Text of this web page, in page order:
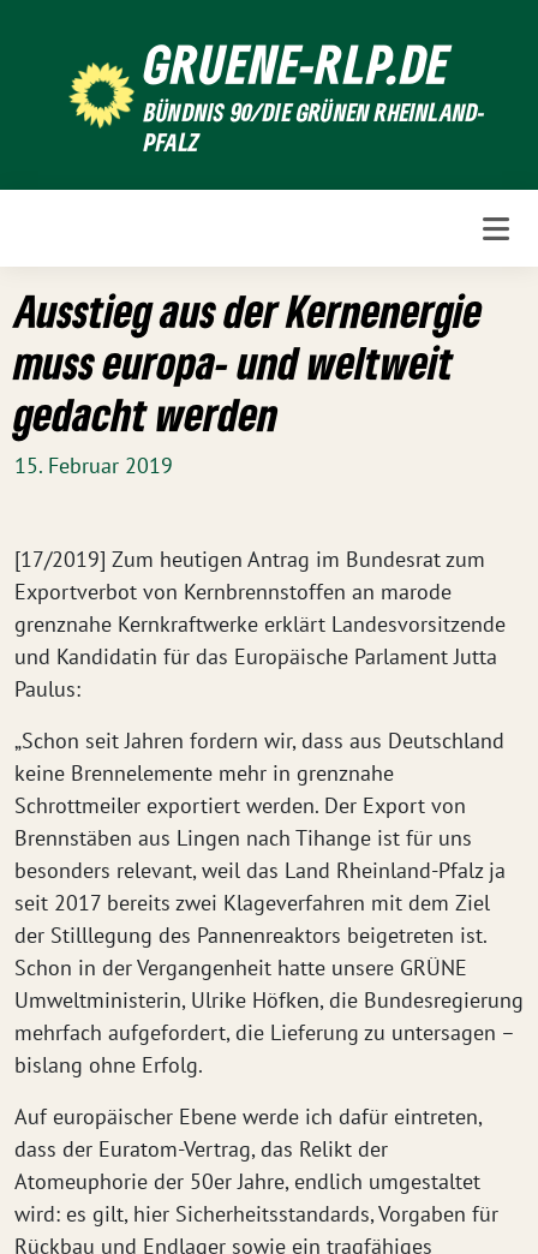
GRUENE-RLP.DE
BÜNDNIS 90/DIE GRÜNEN RHEINLAND-
PFALZ
Ausstieg aus der Kernenergie
muss europa- und weltweit
gedacht werden
15. Februar 2019
[17/2019] Zum heutigen Antrag im Bundesrat zum
Exportverbot von Kernbrennstoffen an marode
grenznahe Kernkraftwerke erklärt Landesvorsitzende
und Kandidatin für das Europäische Parlament Jutta
Paulus:
„Schon seit Jahren fordern wir, dass aus Deutschland
keine Brennelemente mehr in grenznahe
Schrottmeiler exportiert werden. Der Export von
Brennstäben aus Lingen nach Tihange ist für uns
besonders relevant, weil das Land Rheinland-Pfalz ja
seit 2017 bereits zwei Klageverfahren mit dem Ziel
der Stilllegung des Pannenreaktors beigetreten ist.
Schon in der Vergangenheit hatte unsere GRÜNE
Umweltministerin, Ulrike Höfken, die Bundesregierung
mehrfach aufgefordert, die Lieferung zu untersagen –
bislang ohne Erfolg.
Auf europäischer Ebene werde ich dafür eintreten,
dass der Euratom-Vertrag, das Relikt der
Atomeuphorie der 50er Jahre, endlich umgestaltet
wird: es gilt, hier Sicherheitsstandards, Vorgaben für
Rückbau und Endlager sowie ein tragfähiges